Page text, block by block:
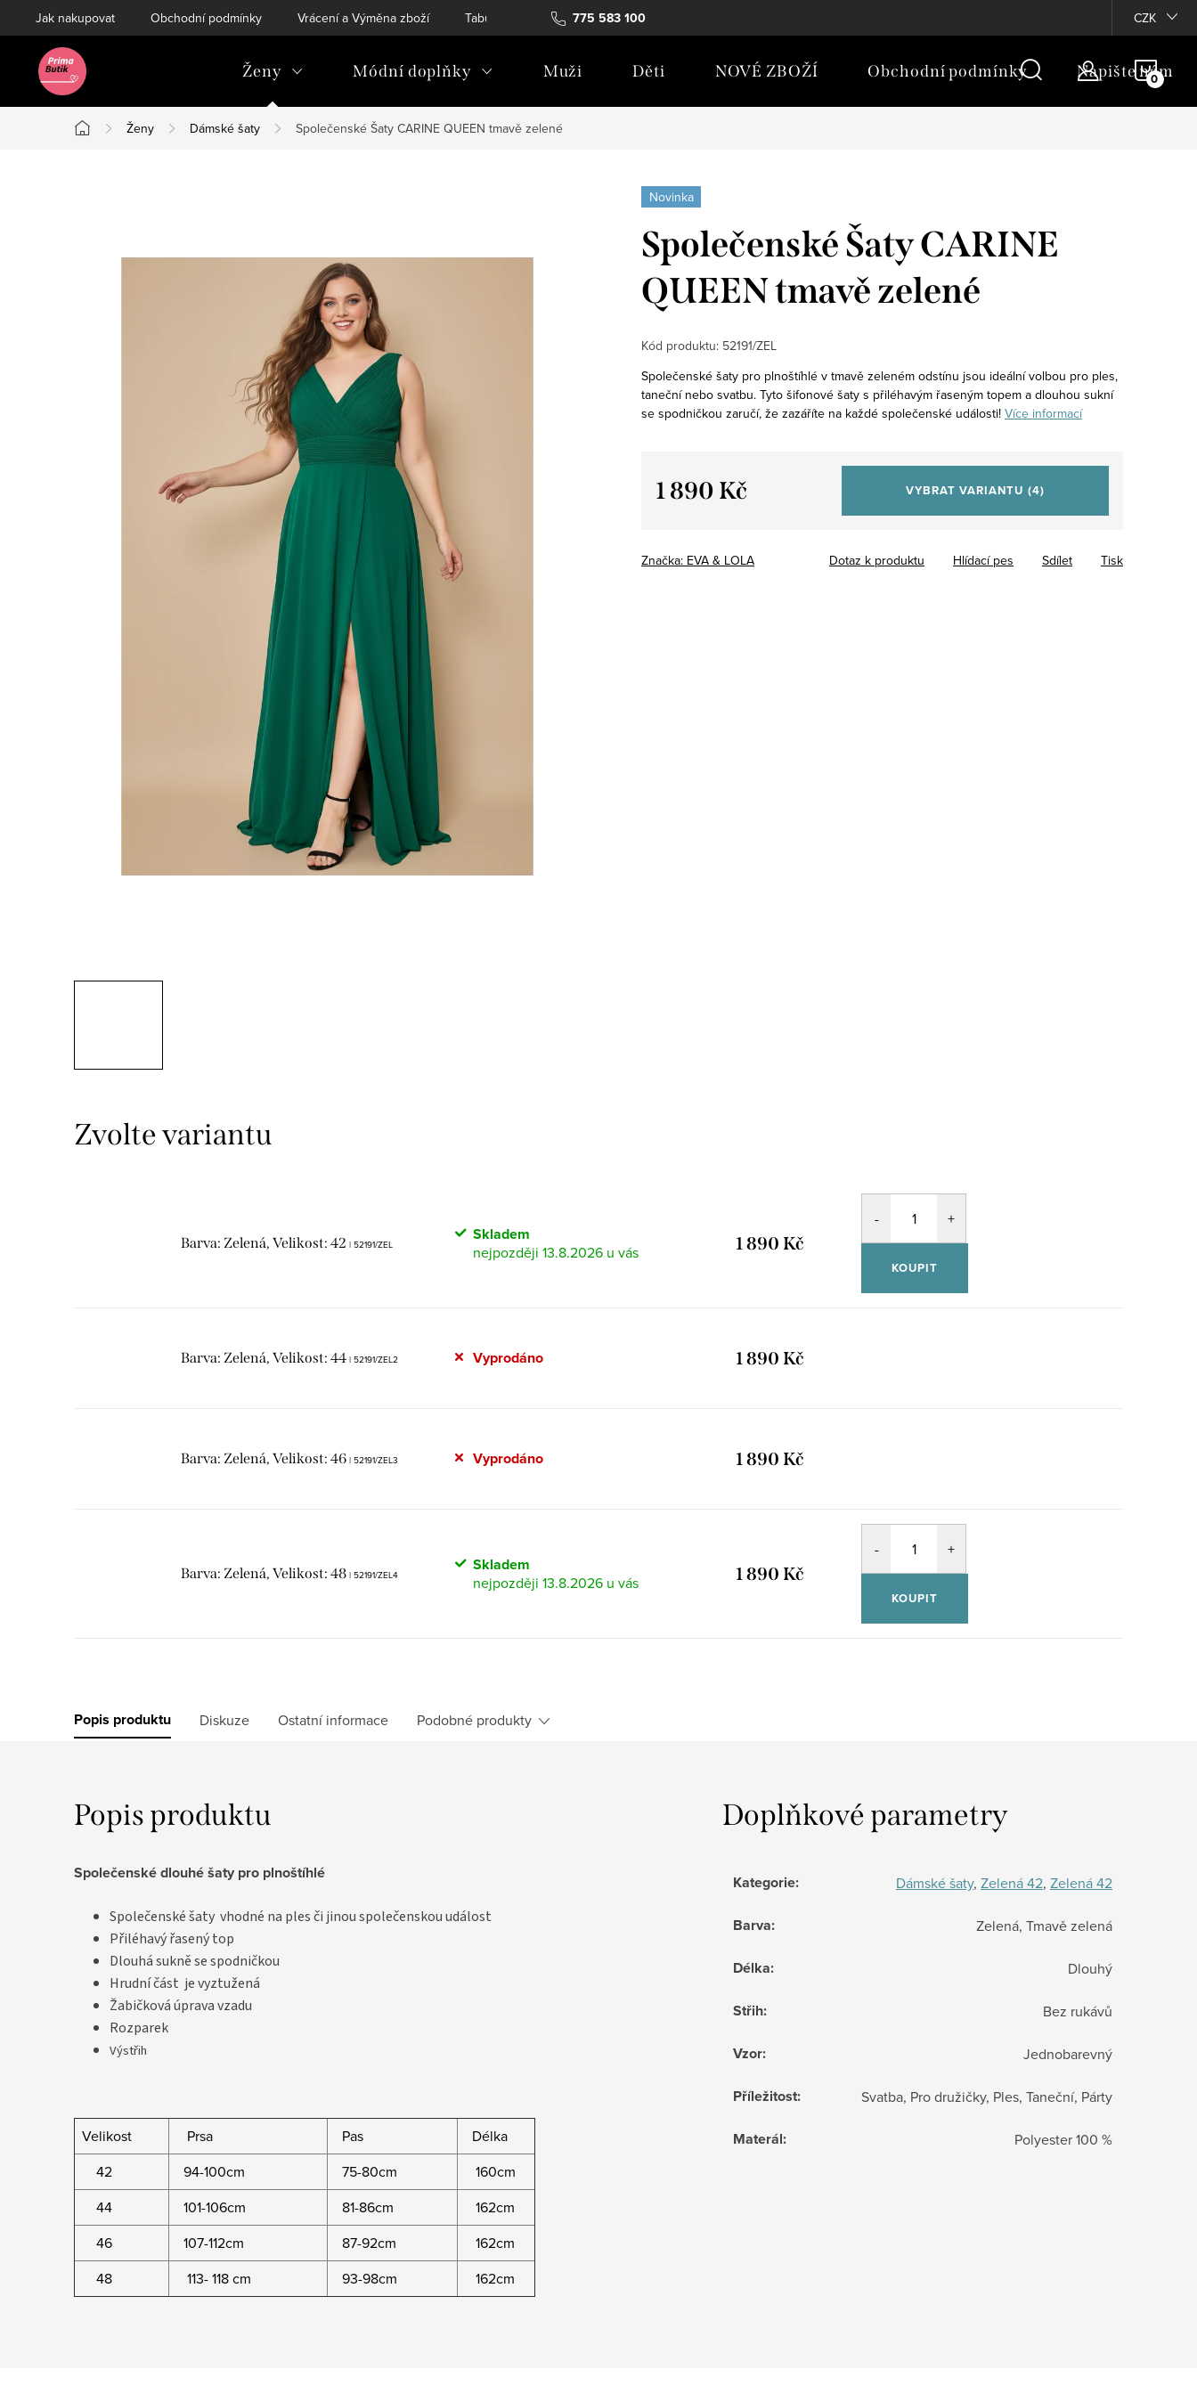
na
775 583 100
Jak nakupovat Obchodní podmínky Vrácení a Výměna zboží Tabulky velikostí Soubory Cookies CZK
Ženy Módní doplňky Muži Děti NOVÉ ZBOŽÍ Obchodní podmínky Napište nám
Domů
Ženy Dámské šaty Společenské Šaty CARINE QUEEN tmavě zelené
Novinka
Společenské Šaty CARINE
QUEEN tmavě zelené
Kód produktu: 52191/ZEL
Společenské šaty pro plnoštíhlé v tmavě zeleném odstínu jsou ideální volbou pro ples,
taneční nebo svatbu. Tyto šifonové šaty s přiléhavým řaseným topem a dlouhou sukní
se spodničkou zaručí, že zazáříte na každé společenské události! Více informací
1 890 Kč VYBRAT VARIANTU (4)
Značka: EVA & LOLA Tisk
Dotaz k produktu Hlídací pes Sdílet
Barva: Zelená, Velikost: 42 | 52191/ZEL Skladem
13.8.2026 1 890 Kč
KOUPIT
Barva: Zelená, Velikost: 44 | 52191/ZEL2 Vyprodáno 1 890 Kč
Barva: Zelená, Velikost: 46 | 52191/ZEL3 Vyprodáno 1 890 Kč
Barva: Zelená, Velikost: 48 | 52191/ZEL4 Skladem
13.8.2026 1 890 Kč
KOUPIT
Popis produktu Diskuze Ostatní informace Podobné produkty
Popis produktu
Společenské dlouhé šaty pro plnoštíhlé
Společenské šaty vhodné na ples či jinou společenskou událost
Přiléhavý řasený top
Dlouhá sukně se spodničkou
Hrudní část je vyztužená
Žabičková úprava vzadu
Rozparek
Výstřih
Velikost Prsa Pas
Délka
42
94-100cm 75-80cm
160cm
44
101-106cm 81-86cm
162cm
46
107-112cm 87-92cm
162cm
48
113- 118 cm 93-98cm 162cm
Doplňkové parametry
Kategorie: Dámské šaty, Zelená 42, Zelená 42
Barva: Zelená, Tmavě zelená
Délka: Dlouhý
Střih: Bez rukávů
Vzor: Jednobarevný
Příležitost: Svatba, Pro družičky, Ples, Taneční, Párty
Materál: Polyester 100 %